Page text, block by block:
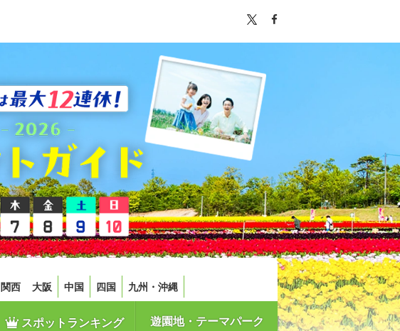
関西 大阪 中国 四国 九州・沖縄
スポットランキング 遊園地・テーマパーク